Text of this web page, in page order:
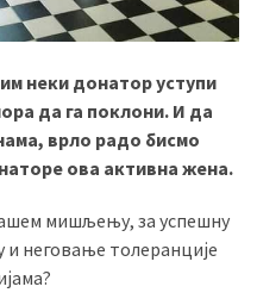
неки донатор уступи
да га поклони. И да
врло радо бисмо
ова активна жена.
мишљењу, за успешну
и неговање толеранције